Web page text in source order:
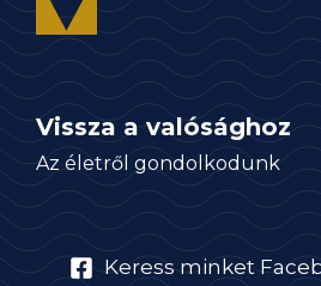
Vissza a valósághoz
Az életről gondolkodunk
Keress minket